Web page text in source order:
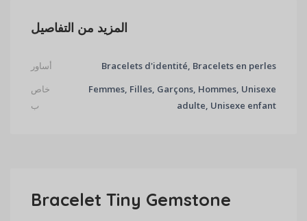
المزيد من التفاصيل
أساور
Bracelets d'identité, Bracelets en perles
خاص
ب
Femmes, Filles, Garçons, Hommes, Unisexe
adulte, Unisexe enfant
Bracelet Tiny Gemstone